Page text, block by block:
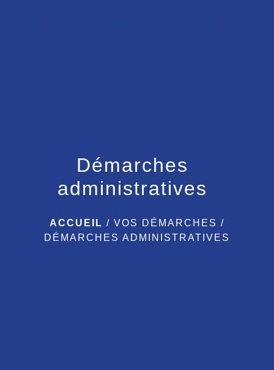
Démarches
administratives
ACCUEIL / VOS DÉMARCHES /
DÉMARCHES ADMINISTRATIVES